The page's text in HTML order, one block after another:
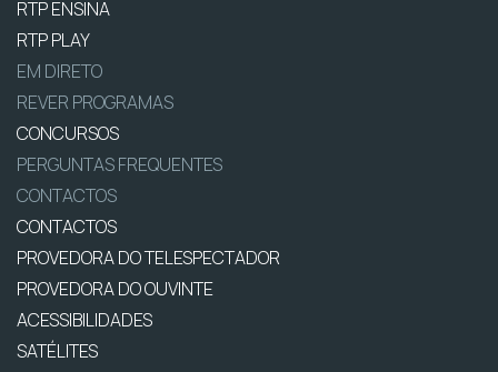
RTP ENSINA
RTP PLAY
EM DIRETO
REVER PROGRAMAS
CONCURSOS
PERGUNTAS FREQUENTES
CONTACTOS
CONTACTOS
PROVEDORA DO TELESPECTADOR
PROVEDORA DO OUVINTE
ACESSIBILIDADES
SATÉLITES